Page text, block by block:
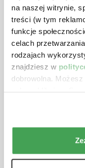
na naszej witrynie,
treści (w tym
funkcje
celach
rodzajach
znajdziesz w
dobrowolna.
26.08.2026 r.
590 zł
netto
RÓŻNE TERMINY
27.08.2026
690 zł netto